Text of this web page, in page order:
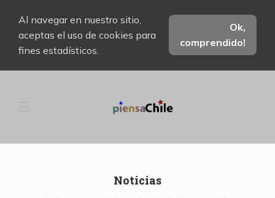
Al navegar en nuestro sitio,
aceptas el uso de cookies para
fines estadísticos.
Ok,
comprendido!
Noticias